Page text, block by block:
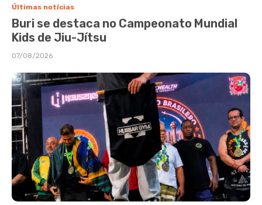
Últimas notícias
Buri se destaca no Campeonato Mundial
Kids de Jiu-Jítsu
07/08/2026